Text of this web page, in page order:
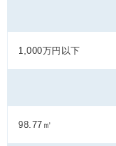
1,000万円以下
98.77㎡